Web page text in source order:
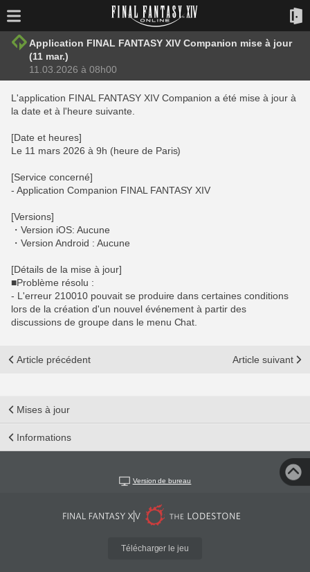
Application FINAL FANTASY XIV Companion mise à jour
(11 mar.)
11.03.2026 à 08h00
L'application FINAL FANTASY XIV Companion a été mise à jour à
la date et à l'heure suivante.
[Date et heures]
Le 11 mars 2026 à 9h (heure de Paris)
[Service concerné]
- Application Companion FINAL FANTASY XIV
[Versions]
・Version iOS: Aucune
・Version Android : Aucune
[Détails de la mise à jour]
■Problème résolu :
- L'erreur 210010 pouvait se produire dans certaines conditions
lors de la création d'un nouvel événement à partir des
discussions de groupe dans le menu Chat.
Article précédent Article suivant
Mises à jour
Informations
Version de bureau
Télécharger le jeu